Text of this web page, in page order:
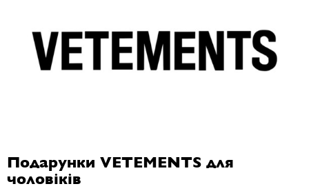
Подарунки VETEMENTS для
чоловіків